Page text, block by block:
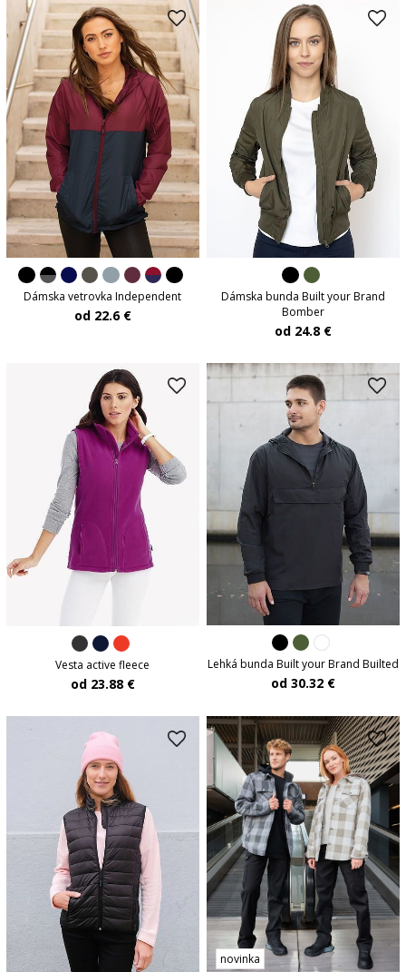
Dámska vetrovka Independent
od 22.6 €
Dámska bunda Built your Brand
Bomber
od 24.8 €
Vesta active fleece
od 23.88 €
Lehká bunda Built your Brand Builted
od 30.32 €
novinka